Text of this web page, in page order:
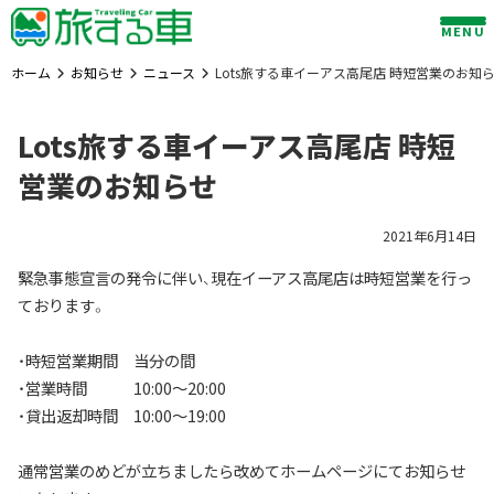
Skip
to
content
MENU
ホーム お知らせ ニュース Lots旅する車イーアス高尾店 時短営業のお知
Lots旅する車イーアス高尾店 時短
営業のお知らせ
2021年6月14日
緊急事態宣言の発令に伴い、現在イーアス高尾店は時短営業を行っ
ております。
・時短営業期間 当分の間
・営業時間 10:00～20:00
・貸出返却時間 10:00～19:00
通常営業のめどが立ちましたら改めてホームページにてお知らせ